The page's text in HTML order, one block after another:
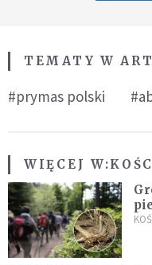
TEMATY W
#prymas polski
WIĘCEJ W:
do